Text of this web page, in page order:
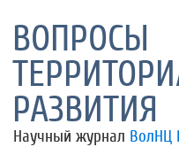
ВОПРОСЫ
РАЗВИТИЯ
Научный журнал ВолНЦ